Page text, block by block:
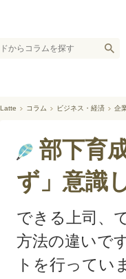
Latte コラム ビジネス・経済 企
部下育
ず」意識
できる上司、
方法の違いで
トを行ってい